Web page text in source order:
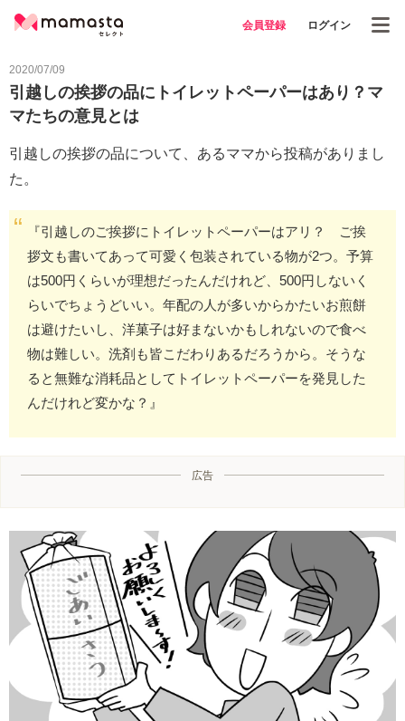
会員登録 ログイン
2020/07/09
引越しの挨拶の品にトイレットペーパーはあり？マ
マたちの意見とは
引越しの挨拶の品について、あるママから投稿がありまし
た。
『引越しのご挨拶にトイレットペーパーはアリ？ ご挨
拶文も書いてあって可愛く包装されている物が2つ。予算
は500円くらいが理想だったんだけれど、500円しないく
らいでちょうどいい。年配の人が多いからかたいお煎餅
は避けたいし、洋菓子は好まないかもしれないので食べ
物は難しい。洗剤も皆こだわりあるだろうから。そうな
ると無難な消耗品としてトイレットペーパーを発見した
んだけれど変かな？』
広告